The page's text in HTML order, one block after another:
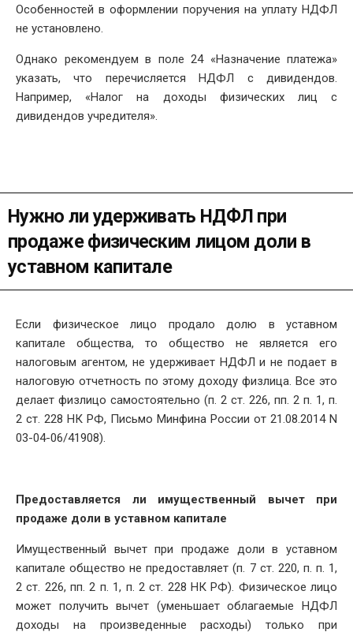
Особенностей в оформлении поручения на уплату НДФЛ
не установлено.
Однако рекомендуем в поле 24 «Назначение платежа»
указать, что перечисляется НДФЛ с дивидендов.
Например, «Налог на доходы физических лиц с
дивидендов учредителя».
Нужно ли удерживать НДФЛ при
продаже физическим лицом доли в
уставном капитале
Если физическое лицо продало долю в уставном
капитале общества, то общество не является его
налоговым агентом, не удерживает НДФЛ и не подает в
налоговую отчетность по этому доходу физлица. Все это
делает физлицо самостоятельно (п. 2 ст. 226, пп. 2 п. 1, п.
2 ст. 228 НК РФ, Письмо Минфина России от 21.08.2014 N
03-04-06/41908).
Предоставляется ли имущественный вычет при
продаже доли в уставном капитале
Имущественный вычет при продаже доли в уставном
капитале общество не предоставляет (п. 7 ст. 220, п. п. 1,
2 ст. 226, пп. 2 п. 1, п. 2 ст. 228 НК РФ). Физическое лицо
может получить вычет (уменьшает облагаемые НДФЛ
доходы на произведенные расходы) только при